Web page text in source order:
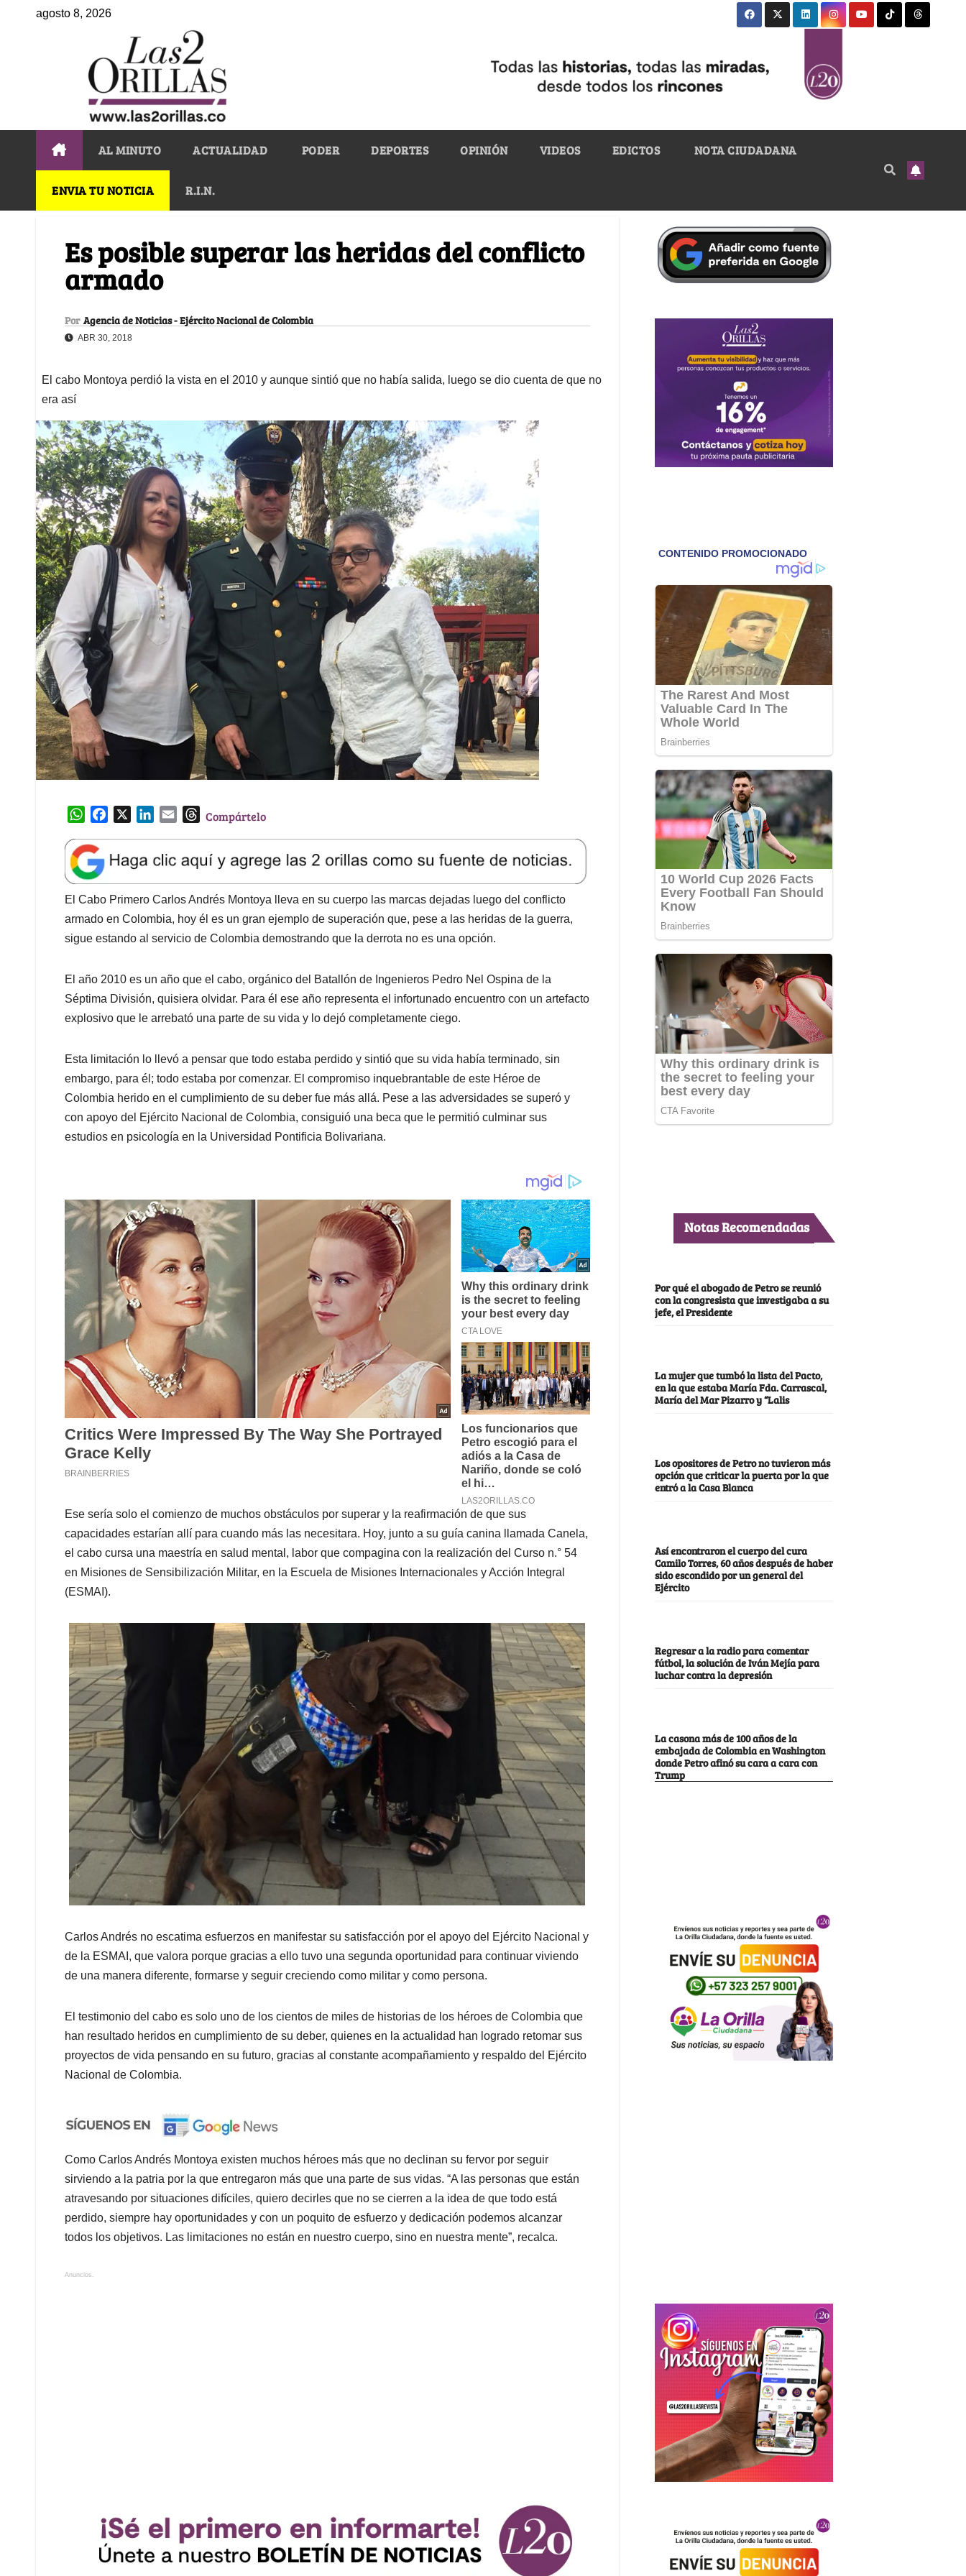
agosto 8, 2026
AL MINUTO ACTUALIDAD PODER DEPORTES OPINIÓN VIDEOS EDICTOS NOTA CIUDADANA
ENVIA TU NOTICIA R.I.N.
Es posible superar las heridas del conflicto
armado
Por Agencia de Noticias - Ejército Nacional de Colombia
ABR 30, 2018
El cabo Montoya perdió la vista en el 2010 y aunque sintió que no había salida, luego se dio cuenta de que no
era así
W
a
t
s
A
p
p
e
b
o
o
k
k
e
d
I
n
l
T
e
a
d
s
Compártelo
El Cabo Primero Carlos Andrés Montoya lleva en su cuerpo las marcas dejadas luego del conflicto
armado en Colombia, hoy él es un gran ejemplo de superación que, pese a las heridas de la guerra,
sigue estando al servicio de Colombia demostrando que la derrota no es una opción.
El año 2010 es un año que el cabo, orgánico del Batallón de Ingenieros Pedro Nel Ospina de la
Séptima División, quisiera olvidar. Para él ese año representa el infortunado encuentro con un artefacto
explosivo que le arrebató una parte de su vida y lo dejó completamente ciego.
Esta limitación lo llevó a pensar que todo estaba perdido y sintió que su vida había terminado, sin
embargo, para él; todo estaba por comenzar. El compromiso inquebrantable de este Héroe de
Colombia herido en el cumplimiento de su deber fue más allá. Pese a las adversidades se superó y
con apoyo del Ejército Nacional de Colombia, consiguió una beca que le permitió culminar sus
estudios en psicología en la Universidad Pontificia Bolivariana.
Ese sería solo el comienzo de muchos obstáculos por superar y la reafirmación de que sus
capacidades estarían allí para cuando más las necesitara. Hoy, junto a su guía canina llamada Canela,
el cabo cursa una maestría en salud mental, labor que compagina con la realización del Curso n.° 54
en Misiones de Sensibilización Militar, en la Escuela de Misiones Internacionales y Acción Integral
(ESMAI).
Carlos Andrés no escatima esfuerzos en manifestar su satisfacción por el apoyo del Ejército Nacional y
de la ESMAI, que valora porque gracias a ello tuvo una segunda oportunidad para continuar viviendo
de una manera diferente, formarse y seguir creciendo como militar y como persona.
El testimonio del cabo es solo uno de los cientos de miles de historias de los héroes de Colombia que
han resultado heridos en cumplimiento de su deber, quienes en la actualidad han logrado retomar sus
proyectos de vida pensando en su futuro, gracias al constante acompañamiento y respaldo del Ejército
Nacional de Colombia.
Como Carlos Andrés Montoya existen muchos héroes más que no declinan su fervor por seguir
sirviendo a la patria por la que entregaron más que una parte de sus vidas. “A las personas que están
atravesando por situaciones difíciles, quiero decirles que no se cierren a la idea de que todo está
perdido, siempre hay oportunidades y con un poquito de esfuerzo y dedicación podemos alcanzar
todos los objetivos. Las limitaciones no están en nuestro cuerpo, sino en nuestra mente”, recalca.
Anuncios.
Notas Recomendadas
Por qué el abogado de Petro se reunió
con la congresista que investigaba a su
jefe, el Presidente
La mujer que tumbó la lista del Pacto,
en la que estaba María Fda. Carrascal,
María del Mar Pizarro y “Lalis
Los opositores de Petro no tuvieron más
opción que criticar la puerta por la que
entró a la Casa Blanca
Así encontraron el cuerpo del cura
Camilo Torres, 60 años después de haber
sido escondido por un general del
Ejército
Regresar a la radio para comentar
fútbol, la solución de Iván Mejía para
luchar contra la depresión
La casona más de 100 años de la
embajada de Colombia en Washington
donde Petro afinó su cara a cara con
Trump